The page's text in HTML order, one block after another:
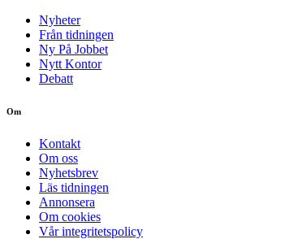
Nyheter
Från tidningen
Ny På Jobbet
Nytt Kontor
Debatt
Om
Kontakt
Om oss
Nyhetsbrev
Läs tidningen
Annonsera
Om cookies
Vår integritetspolicy